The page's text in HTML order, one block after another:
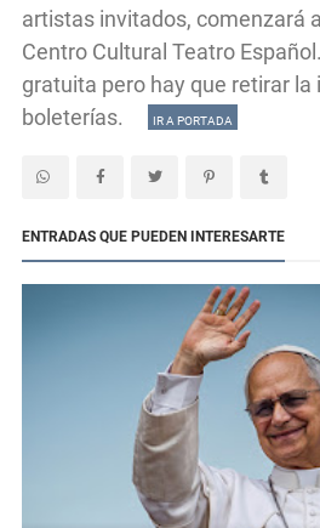
artistas invitados, comenzará
Centro Cultural Teatro
gratuita pero hay que retirar la
boleterías.
IR A PORTADA
ENTRADAS QUE PUEDEN INTERESARTE